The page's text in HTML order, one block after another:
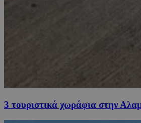
3 τουριστικά χωράφια στην